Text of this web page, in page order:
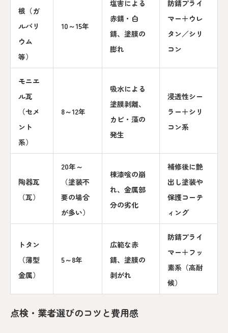
根（ガ
ルバリ
ウム
等）
10～15年
塩害による
赤錆・白
錆、塗膜の
膨れ
防錆プライ
マー＋ウレ
タン／シリ
コン
モニエ
ル瓦
（セメ
ント
系）
8～12年
吸水による
塗膜剥離、
カビ・藻の
発生
浸透性シー
ラー＋シリ
コン系
陶器瓦
（瓦）
20年～
（塗装不
要の場合
が多い）
棟漆喰の崩
れ、金属部
分の劣化
補修後に艶
出し塗装や
保護コーテ
ィング
トタン
（薄型
金属）
5～8年
広範な赤
錆、塗膜の
剥がれ
防錆プライ
マー＋フッ
素系（高耐
候）
点検・業者選びのコツと費用感